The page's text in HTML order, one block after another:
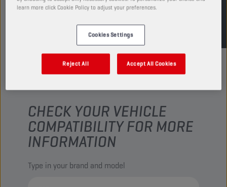
TDS MSDS
CHECK YOUR VEHICLE
COMPATIBILITY FOR MORE
INFORMATION
Type in your brand and model
learn more click Cookie Policy to adjust your preferences.
Cookies Settings
Reject All Accept All Cookies